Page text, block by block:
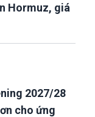
Hormuz, giá
2027/28
cho ứng